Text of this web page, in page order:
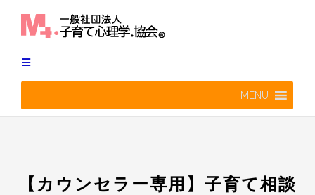
MENU
【カウンセラー専用】子育て相談